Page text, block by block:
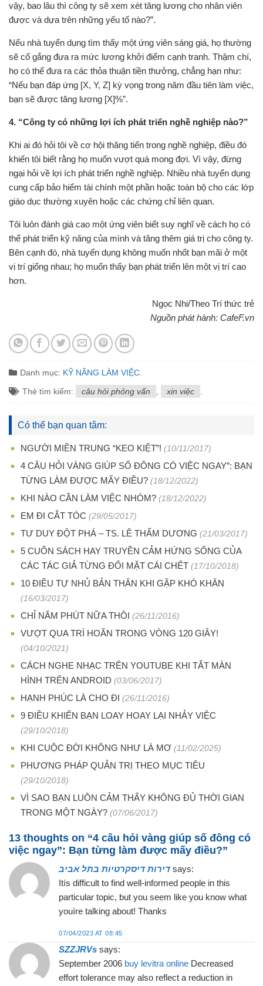
vậy, bao lâu thì công ty sẽ xem xét tăng lương cho nhân viên
được và dựa trên những yếu tố nào?”.
Nếu nhà tuyển dụng tìm thấy một ứng viên sáng giá, họ thường
sẽ cố gắng đưa ra mức lương khởi điểm cạnh tranh. Thậm chí,
họ có thể đưa ra các thỏa thuận tiền thưởng, chẳng hạn như:
“Nếu bạn đáp ứng [X, Y, Z] kỳ vọng trong năm đầu tiên làm việc,
bạn sẽ được tăng lương [X]%”.
4. “Công ty có những lợi ích phát triển nghề nghiệp nào?”
Khi ai đó hỏi tôi về cơ hội thăng tiến trong nghề nghiệp, điều đó
khiến tôi biết rằng họ muốn vượt quá mong đợi. Vì vậy, đừng
ngại hỏi về lợi ích phát triển nghề nghiệp. Nhiều nhà tuyển dụng
cung cấp bảo hiểm tài chính một phần hoặc toàn bộ cho các lớp
giáo dục thường xuyên hoặc các chứng chỉ liên quan.
Tôi luôn đánh giá cao một ứng viên biết suy nghĩ về cách họ có
thể phát triển kỹ năng của mình và tăng thêm giá trị cho công ty.
Bên cạnh đó, nhà tuyển dụng không muốn nhốt bạn mãi ở một
vị trí giống nhau; họ muốn thấy bạn phát triển lên một vị trí cao
hơn.
Ngọc Nhi/Theo Trí thức trẻ
Nguồn phát hành: CafeF.vn
Danh mục: KỸ NĂNG LÀM VIỆC
Thẻ tìm kiếm:
câu hỏi phỏng vấn xin việc
Có thể bạn quan tâm:
NGƯỜI MIỀN TRUNG “KEO KIỆT”! (10/11/2017)
4 CÂU HỎI VÀNG GIÚP SỐ ĐÔNG CÓ VIỆC NGAY”: BẠN
TỪNG LÀM ĐƯỢC MẤY ĐIỀU? (18/12/2022)
KHI NÀO CẦN LÀM VIỆC NHÓM? (18/12/2022)
EM ĐI CẮT TÓC (29/05/2017)
TƯ DUY ĐỘT PHÁ – TS. LÊ THẨM DƯƠNG (21/03/2017)
5 CUỐN SÁCH HAY TRUYỀN CẢM HỨNG SỐNG CỦA
CÁC TÁC GIẢ TỪNG ĐỐI MẶT CÁI CHẾT (17/10/2018)
10 ĐIỀU TỰ NHỦ BẢN THÂN KHI GẶP KHÓ KHĂN
(16/03/2017)
CHỈ NĂM PHÚT NỮA THÔI (26/11/2016)
VƯỢT QUA TRÌ HOÃN TRONG VÒNG 120 GIÂY!
(04/10/2021)
CÁCH NGHE NHẠC TRÊN YOUTUBE KHI TẮT MÀN
HÌNH TRÊN ANDROID (03/06/2017)
HẠNH PHÚC LÀ CHO ĐI (26/11/2016)
9 ĐIỀU KHIẾN BẠN LOAY HOAY LẠI NHẢY VIỆC
(29/10/2018)
KHI CUỘC ĐỜI KHÔNG NHƯ LÀ MƠ (11/02/2025)
PHƯƠNG PHÁP QUẢN TRỊ THEO MỤC TIÊU
(29/10/2018)
VÌ SAO BẠN LUÔN CẢM THẤY KHÔNG ĐỦ THỜI GIAN
TRONG MỘT NGÀY? (07/06/2017)
13 thoughts on “4 câu hỏi vàng giúp số đông có
việc ngay”: Bạn từng làm được mấy điều?”
דירות דיסקרטיות בתל אביב says:
Itís difficult to find well-informed people in this
particular topic, but you seem like you know what
youíre talking about! Thanks
07/04/2023 AT 08:45
SZZJRVs says:
September 2006 buy levitra online Decreased
effort tolerance may also reflect a reduction in